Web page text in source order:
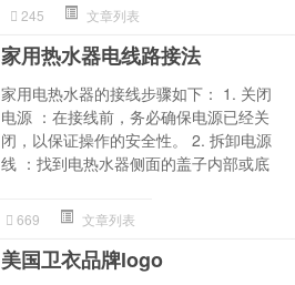
245 文章列表
家用热水器电线路接法
家用电热水器的接线步骤如下： 1. 关闭
电源 ：在接线前，务必确保电源已经关
闭，以保证操作的安全性。 2. 拆卸电源
线 ：找到电热水器侧面的盖子内部或底
669 文章列表
美国卫衣品牌logo